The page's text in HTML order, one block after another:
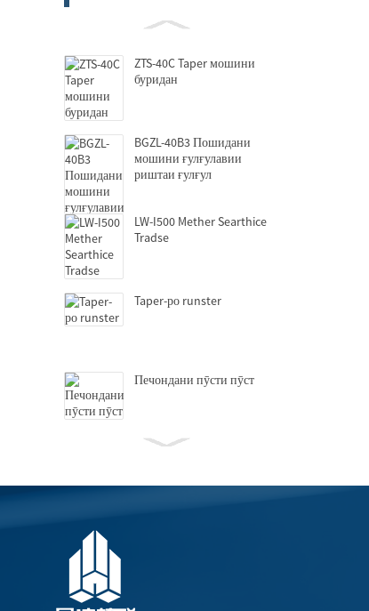
ZTS-40C Taper мошини
буридан
BGZL-40B3 Пошидани
мошини ғулғулавии
риштаи ғулғул
LW-I500 Mether Searthice
Tradse
Taper-ро runster
Печондани пӯсти пӯст